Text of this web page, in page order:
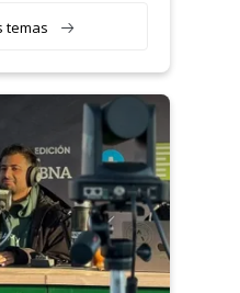
temas